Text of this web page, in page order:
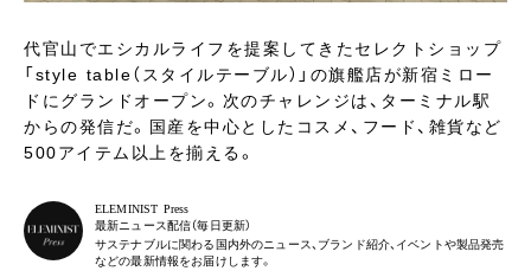
代官山でエシカルライフを提案してきたセレクトショップ
「style table（スタイルテーブル）」の旗艦店が新宿ミロー
ドにグランドオープン。次のチャレンジは、ターミナル駅
からの発信だ。国産を中心としたコスメ、フード、雑貨など
500アイテム以上を揃える。
ELEMINIST Press
最新ニュース配信（毎日更新）
サステナブルに関わる国内外のニュース、ブランド紹介、イベントや製品発売
などの最新情報をお届けします。